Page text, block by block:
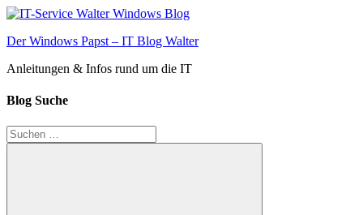
Zum
springen
Der Windows Papst – IT Blog Walter
Anleitungen & Infos rund um die IT
Blog Suche
Suchen
nach: